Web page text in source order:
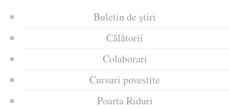
Buletin de știri
Călătorii
Colaborari
Cursuri povestite
Poarta Riduri